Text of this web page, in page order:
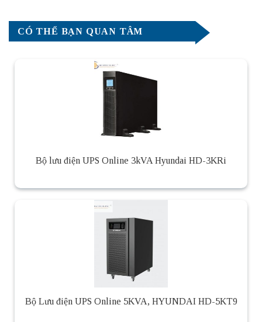
CÓ THỂ BẠN QUAN TÂM
Bộ lưu điện UPS Online 3kVA Hyundai HD-3KRi
Bộ Lưu điện UPS Online 5KVA, HYUNDAI HD-5KT9